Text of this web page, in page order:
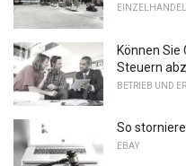
Können Sie
Steuern
BETRIEB UND
So
EBAY